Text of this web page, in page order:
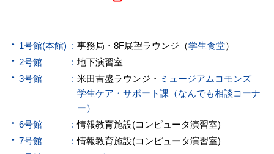
1号館(本館) 事務局・8F展望ラウンジ（学生食堂）
2号館
地下演習室
3号館
米田吉盛ラウンジ・ ミュージアムコモンズ
学生ケア・サポート課（なんでも相談コーナ
ー）
6号館
情報教育施設(コンピュータ演習室)
7号館
情報教育施設(コンピュータ演習室)